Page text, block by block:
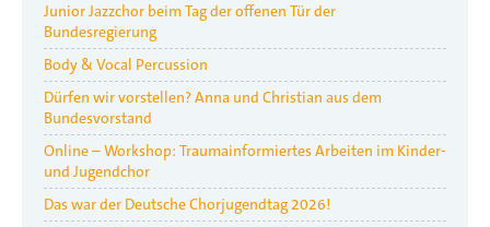
Junior Jazzchor beim Tag der offenen Tür der
Bundesregierung
Body & Vocal Percussion
Dürfen wir vorstellen? Anna und Christian aus dem
Bundesvorstand
Online – Workshop: Traumainformiertes Arbeiten im Kinder-
und Jugendchor
Das war der Deutsche Chorjugendtag 2026!